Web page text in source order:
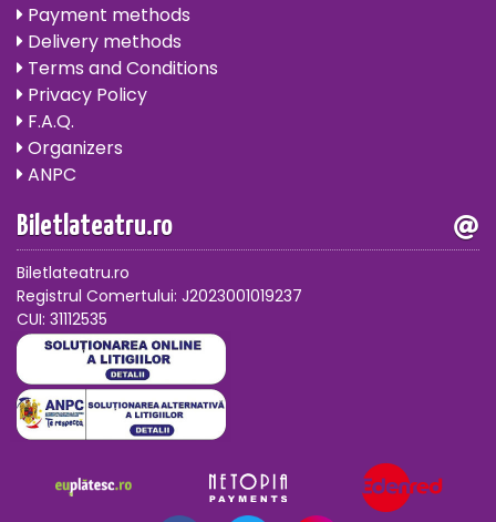
Payment methods
Delivery methods
Terms and Conditions
Privacy Policy
F.A.Q.
Organizers
ANPC
Biletlateatru.ro
Biletlateatru.ro
Registrul Comertului: J2023001019237
CUI: 31112535